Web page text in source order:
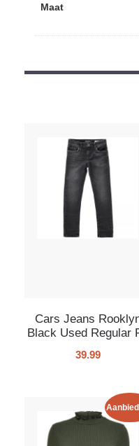
Maat
Cars Jeans
Black Used Regular
39.99